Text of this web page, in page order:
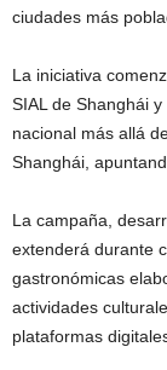
ciudades más
La iniciativa
SIAL de Shanghái
nacional más allá
Shanghái,
La campaña,
extenderá durante
gastronómicas
actividades
plataformas